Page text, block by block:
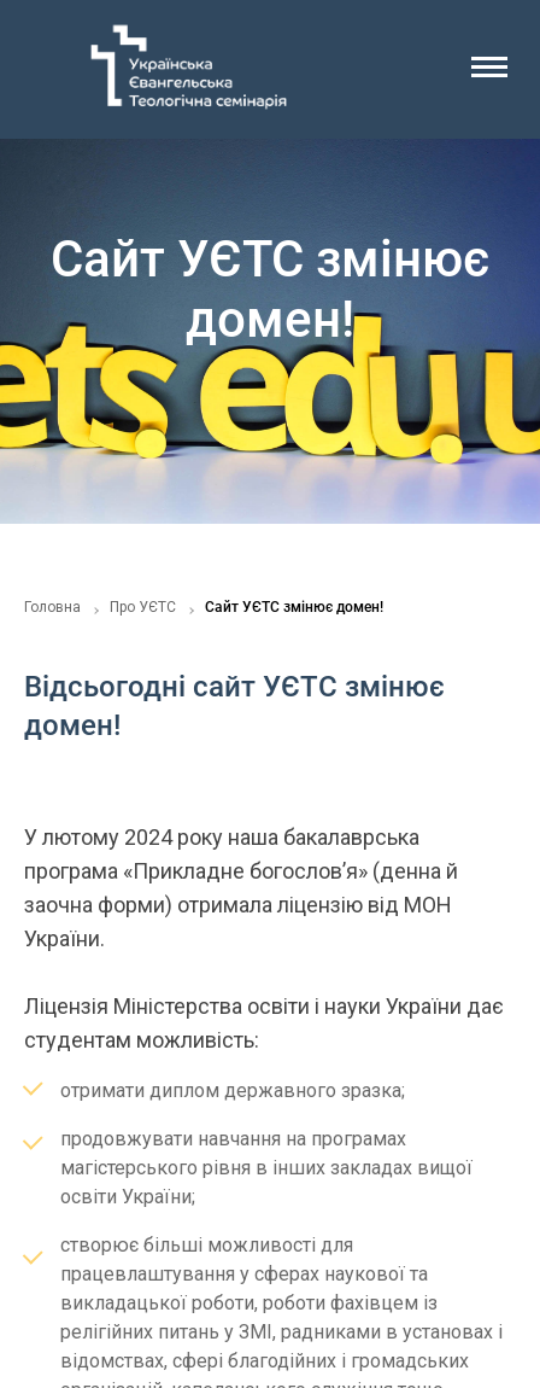
Сайт УЄТС змінює
домен!
Головна Про УЄТС Сайт УЄТС змінює домен!
Відсьогодні сайт УЄТС змінює
домен!
У лютому 2024 року наша бакалаврська
програма «Прикладне богословʼя» (денна й
заочна форми) отримала ліцензію від МОН
України.
Ліцензія Міністерства освіти і науки України дає
студентам можливість:
отримати диплом державного зразка;
продовжувати навчання на програмах
магістерського рівня в інших закладах вищої
освіти України;
створює більші можливості для
працевлаштування у сферах наукової та
викладацької роботи, роботи фахівцем із
релігійних питань у ЗМІ, радниками в установах і
відомствах, сфері благодійних і громадських